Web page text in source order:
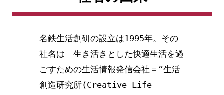
名鉄生活創研の設立は1995年。その
社名は「生き活きとした快適生活を過
ごすための生活情報発信会社＝“生活
創造研究所(Creative Life